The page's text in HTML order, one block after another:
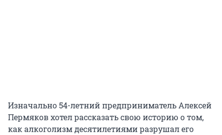
Изначально 54-летний предприниматель Алексей
Пермяков хотел рассказать свою историю о том,
как алкоголизм десятилетиями разрушал его